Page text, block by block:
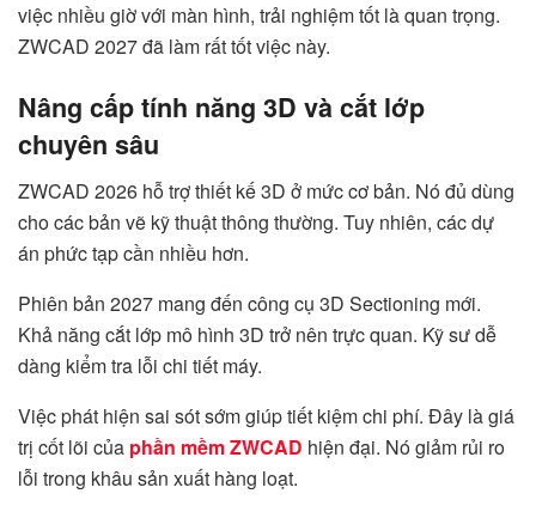
việc nhiều giờ với màn hình, trải nghiệm tốt là quan trọng.
ZWCAD 2027 đã làm rất tốt việc này.
Nâng cấp tính năng 3D và cắt lớp
chuyên sâu
ZWCAD 2026 hỗ trợ thiết kế 3D ở mức cơ bản. Nó đủ dùng
cho các bản vẽ kỹ thuật thông thường. Tuy nhiên, các dự
án phức tạp cần nhiều hơn.
Phiên bản 2027 mang đến công cụ 3D Sectioning mới.
Khả năng cắt lớp mô hình 3D trở nên trực quan. Kỹ sư dễ
dàng kiểm tra lỗi chi tiết máy.
Việc phát hiện sai sót sớm giúp tiết kiệm chi phí. Đây là giá
trị cốt lõi của phần mềm ZWCAD hiện đại. Nó giảm rủi ro
lỗi trong khâu sản xuất hàng loạt.